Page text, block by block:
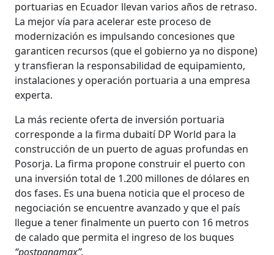
portuarias en Ecuador llevan varios años de retraso.
La mejor vía para acelerar este proceso de
modernización es impulsando concesiones que
garanticen recursos (que el gobierno ya no dispone)
y transfieran la responsabilidad de equipamiento,
instalaciones y operación portuaria a una empresa
experta.
La más reciente oferta de inversión portuaria
corresponde a la firma dubaití DP World para la
construcción de un puerto de aguas profundas en
Posorja. La firma propone construir el puerto con
una inversión total de 1.200 millones de dólares en
dos fases. Es una buena noticia que el proceso de
negociación se encuentre avanzado y que el país
llegue a tener finalmente un puerto con 16 metros
de calado que permita el ingreso de los buques
“postpanamax”.